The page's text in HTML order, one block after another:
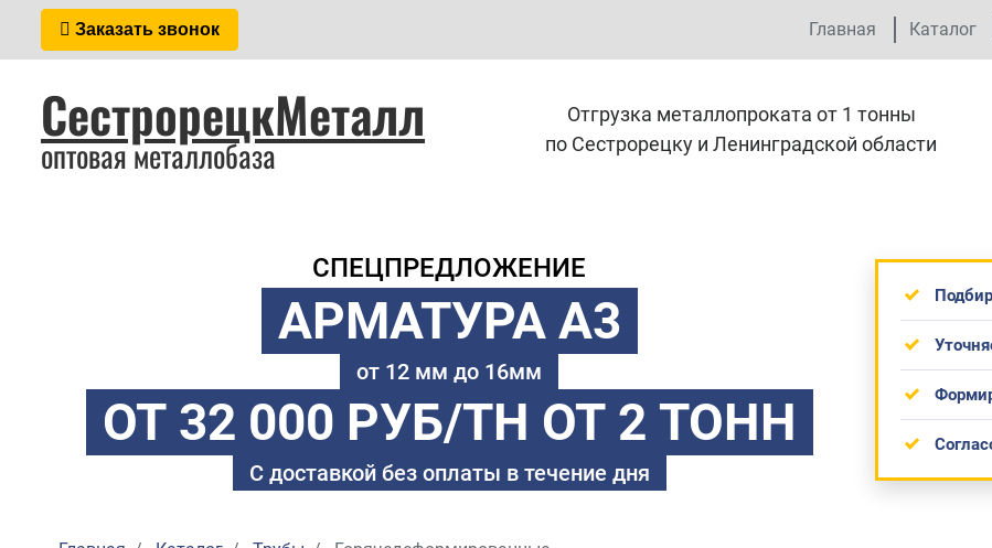
Заказать звонок Главная Каталог
СестрорецкМеталл
оптовая металлобаза
Отгрузка металлопроката от 1 тонны
по Сестрорецку и Ленинградской области
СПЕЦПРЕДЛОЖЕНИЕ
АРМАТУРА А3
от 12 мм до 16мм
ОТ 32 000 РУБ/ТН ОТ 2 ТОНН
С доставкой без оплаты в течение дня